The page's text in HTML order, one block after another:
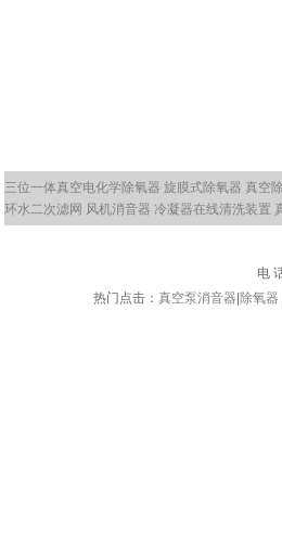
三位一体真空电化学除氧器 旋膜式除氧器 真空
环水二次滤网 风机消音器 冷凝器在线清洗装置
电
热门点击： 真空泵消音器 除氧器